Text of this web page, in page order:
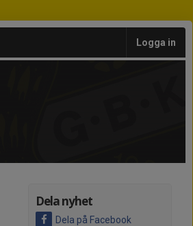
Logga in
Dela nyhet
Dela på Facebook